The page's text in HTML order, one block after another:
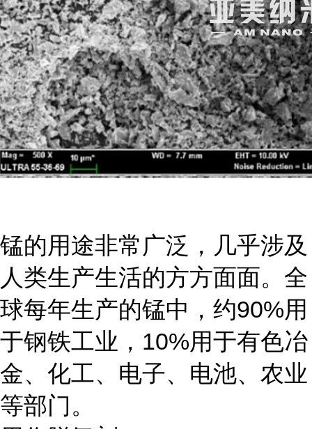
锰的用途非常广泛，几乎涉及
人类生产生活的方方面面。全
球每年生产的锰中，约90%用
于钢铁工业，10%用于有色冶
金、化工、电子、电池、农业
等部门。